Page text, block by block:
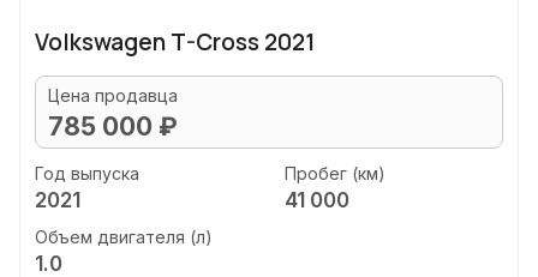
Volkswagen T-Cross 2021
Цена продавца
785 000 ₽
Год выпуска
2021
Пробег (км)
41 000
Объем двигателя (л)
1.0